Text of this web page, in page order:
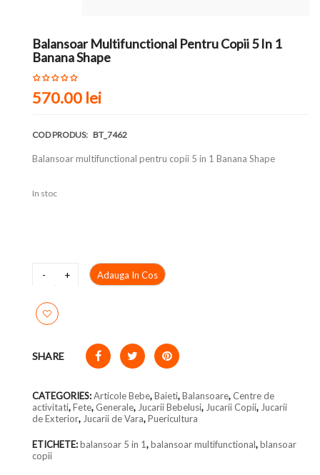
Balansoar Multifunctional Pentru Copii 5 In 1
Banana Shape
570.00 lei
COD PRODUS: BT_7462
Balansoar multifunctional pentru copii 5 in 1 Banana Shape
In stoc
Adauga In Cos
SHARE
CATEGORIES:Articole Bebe,Baieti,Balansoare,Centre de
activitati,Fete, Generale, Jucarii Bebelusi, Jucarii Copii, Jucarii
de Exterior, Jucarii de Vara,Puericultura
ETICHETE:balansoar 5 in 1,balansoar multifunctional,blansoar
copii